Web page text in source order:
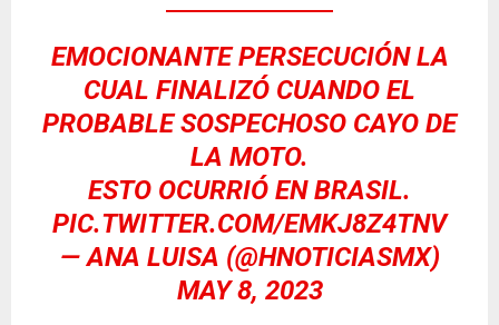
EMOCIONANTE PERSECUCIÓN LA
CUAL FINALIZÓ CUANDO EL
PROBABLE SOSPECHOSO CAYO DE
LA MOTO.
ESTO OCURRIÓ EN BRASIL.
PIC.TWITTER.COM/EMKJ8Z4TNV
— ANA LUISA (@HNOTICIASMX)
MAY 8, 2023